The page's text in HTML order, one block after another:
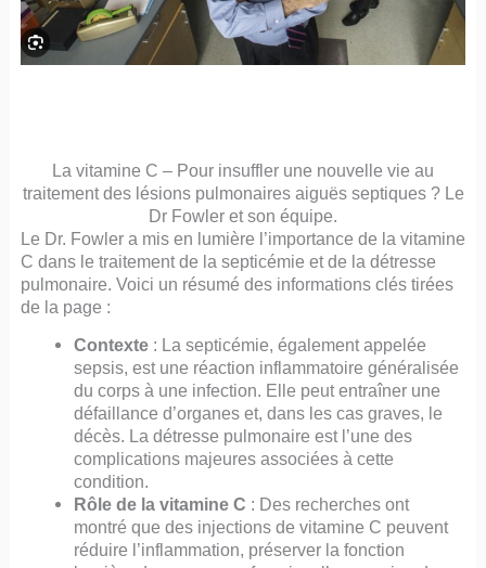
La vitamine C – Pour insuffler une nouvelle vie au
traitement des lésions pulmonaires aiguës septiques ? Le
Dr Fowler et son équipe.
Le Dr. Fowler a mis en lumière l’importance de la vitamine
C dans le traitement de la septicémie et de la détresse
pulmonaire. Voici un résumé des informations clés tirées
de la page :
Contexte : La septicémie, également appelée
sepsis, est une réaction inflammatoire généralisée
du corps à une infection. Elle peut entraîner une
défaillance d’organes et, dans les cas graves, le
décès. La détresse pulmonaire est l’une des
complications majeures associées à cette
condition.
Rôle de la vitamine C : Des recherches ont
montré que des injections de vitamine C peuvent
réduire l’inflammation, préserver la fonction